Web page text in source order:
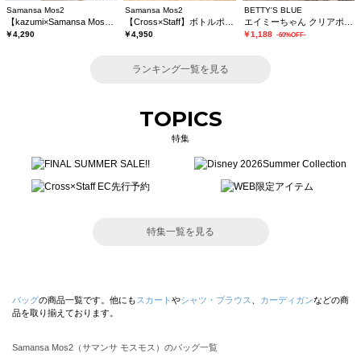
Samansa Mos2
￥4,290
Samansa Mos2
￥4,950
BETTY'S BLUE
￥1,188 -60%OFF-
ランキング一覧を見る
TOPICS
特集
特集一覧を見る
バッグの商品一覧です。他にも スカート やシャツ・ブラウス カーディガンなどの商
品を取り揃えております。
Samansa Mos2（サマンサ モスモス）のバッグ一覧